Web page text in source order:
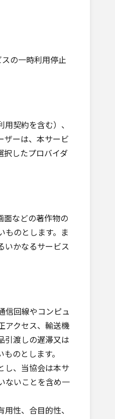
の一時利用停止
契約を含む）、
ザーは、本サービ
択したプロバイダ
面などの著作物の
ものとします。ま
いかなるサービス
信回線やコンピュ
アクセス、輸送機
引渡しの遅滞又は
のとします。
し、当協会は本サ
ないことを含め一
性、合目的性、